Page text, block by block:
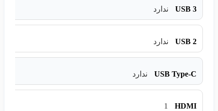
USB 3 ندارد
USB 2 ندارد
USB Type-C ندارد
HDMI
1